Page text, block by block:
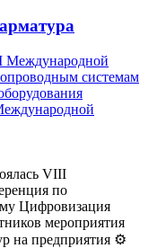
VIII
по
Цифровизация
мероприятия
на предприятия ⚙